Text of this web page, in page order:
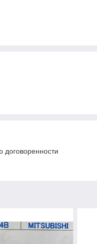
договоренности